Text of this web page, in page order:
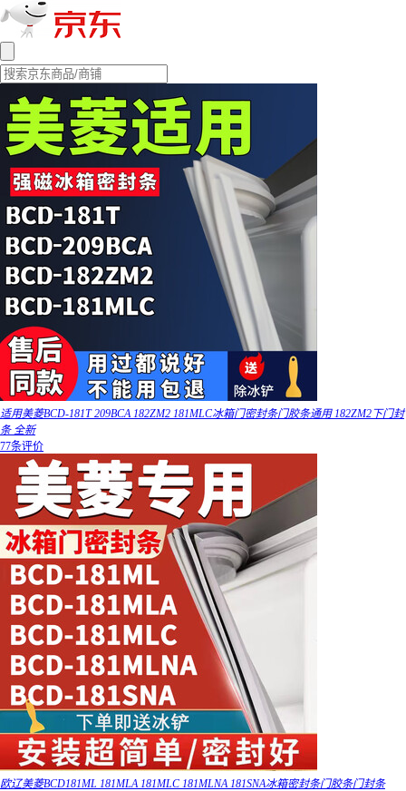
适用美菱BCD-181T 209BCA 182ZM2 181MLC冰箱门密封条门胶条通用 182ZM2下门封
条 全新
77条评价
欧辽美菱BCD181ML 181MLA 181MLC 181MLNA 181SNA冰箱密封条门胶条门封条